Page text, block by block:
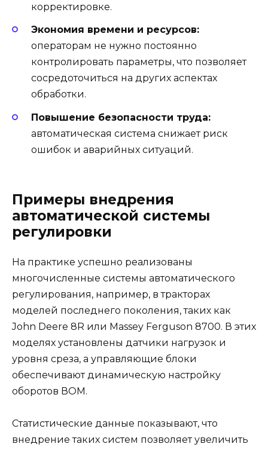
корректировке.
Экономия времени и ресурсов:
операторам не нужно постоянно
контролировать параметры, что позволяет
сосредоточиться на других аспектах
обработки.
Повышение безопасности труда:
автоматическая система снижает риск
ошибок и аварийных ситуаций.
Примеры внедрения
автоматической системы
регулировки
На практике успешно реализованы
многочисленные системы автоматического
регулирования, например, в тракторах
моделей последнего поколения, таких как
John Deere 8R или Massey Ferguson 8700. В этих
моделях установлены датчики нагрузок и
уровня среза, а управляющие блоки
обеспечивают динамическую настройку
оборотов ВОМ.
Статистические данные показывают, что
внедрение таких систем позволяет увеличить